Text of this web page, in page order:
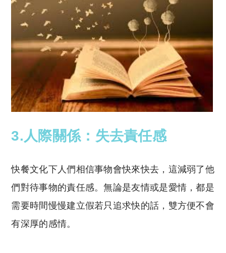
3.人際關係：失去責任感
快餐文化下人們相信事物會快來快去，這減弱了他
們對待事物的責任感。無論是友情或是愛情，都是
需要時間慢慢建立假若只追求快的話，雙方便不會
有深厚的感情。